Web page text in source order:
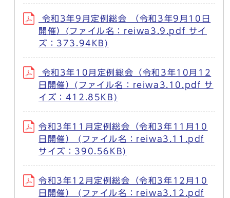
令和3年9月定例総会 （令和3年9月10日
開催）(ファイル名：reiwa3.9.pdf サイ
ズ：373.94KB)
令和3年10月定例総会（令和3年10月12
日開催）(ファイル名：reiwa3.10.pdf サ
イズ：412.85KB)
令和3年11月定例総会（令和3年11月10
日開催） (ファイル名：reiwa3.11.pdf
サイズ：390.56KB)
令和3年12月定例総会（令和3年12月10
日開催） (ファイル名：reiwa3.12.pdf